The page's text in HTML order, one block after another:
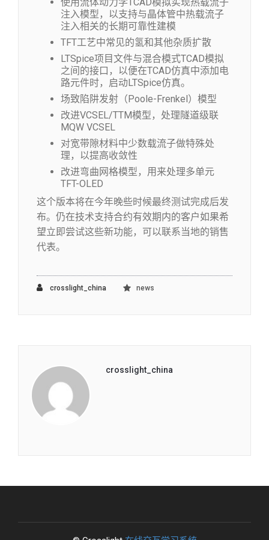
注入模型，以支持与晶体管中热载流子
注入相关的长期可靠性建模
TFT工艺中常见的氢和其他杂质扩散
LTSpice项目文件与混合模式TCAD模拟
之间的接口，以便在TCAD仿真中添加电
路元件时，启动LTSpice仿真。
场致陷阱发射（Poole-Frenkel）模型
改进VCSEL/TTM模型，处理隧道级联
MQW VCSEL
对宽带隙材料中少数载流子做特殊处
理，以提高收敛性
改进弯曲网格模型，用来处理多单元
TFT-OLED
这个版本将在今年晚些时候最终测试完成后发
布。仍在技术支持合约有效期内的客户如果希
望立即尝试这些新功能，可以联系当地的销售
代表。
crosslight_china news
crosslight_china